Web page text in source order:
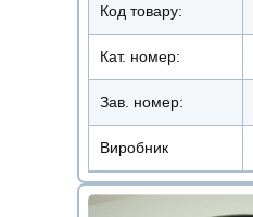
Код товару:
Кат. номер:
Зав. номер:
Виробник